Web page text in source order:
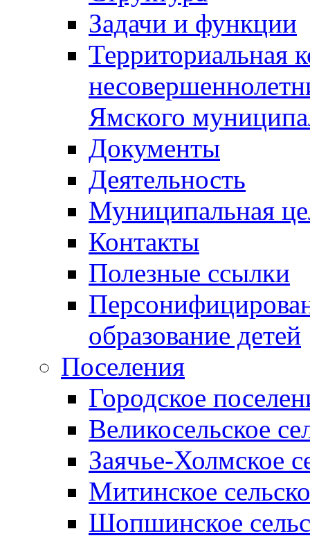
Задачи и функции
Территориальная
Ямского
Документы
Деятельность
Муниципальная
Контакты
Полезные ссылки
образование детей
Поселения
Городское
Великосельское
Заячье-Холмское
Митинское
Шопшинское